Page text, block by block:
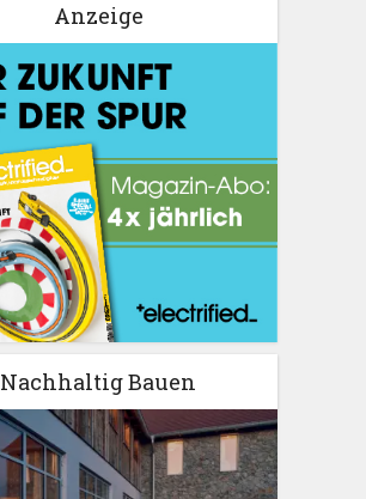
Anzeige
Nachhaltig Bauen